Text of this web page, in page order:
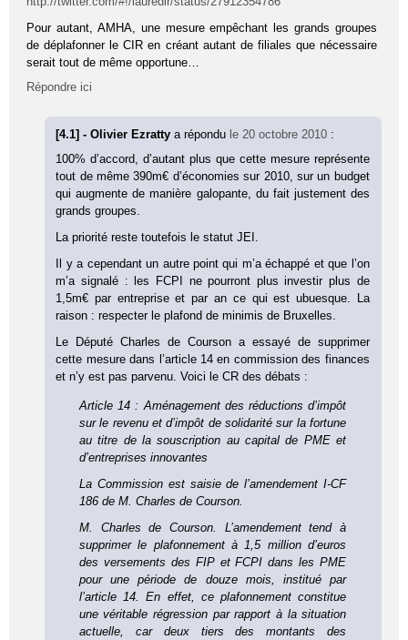
Pour autant, AMHA, une mesure empêchant les grands groupes
de déplafonner le CIR en créant autant de filiales que nécessaire
serait tout de même opportune…
Répondre ici
[4.1] - Olivier Ezrattya répondu le 20 octobre 2010 :
100% d’accord, d’autant plus que cette mesure représente
tout de même 390m€ d’économies sur 2010, sur un budget
qui augmente de manière galopante, du fait justement des
grands groupes.
La priorité reste toutefois le statut JEI.
Il y a cependant un autre point qui m’a échappé et que l’on
m’a signalé : les FCPI ne pourront plus investir plus de
1,5m€ par entreprise et par an ce qui est ubuesque. La
raison : respecter le plafond de minimis de Bruxelles.
Le Député Charles de Courson a essayé de supprimer
cette mesure dans l’article 14 en commission des finances
et n’y est pas parvenu. Voici le CR des débats :
Article 14 : Aménagement des réductions d’impôt
sur le revenu et d’impôt de solidarité sur la fortune
au titre de la souscription au capital de PME et
d’entreprises innovantes
La Commission est saisie de l’amendement I-CF
186 de M. Charles de Courson.
M. Charles de Courson. L’amendement tend à
supprimer le plafonnement à 1,5 million d’euros
des versements des FIP et FCPI dans les PME
pour une période de douze mois, institué par
l’article 14. En effet, ce plafonnement constitue
une véritable régression par rapport à la situation
actuelle, car deux tiers des montants des